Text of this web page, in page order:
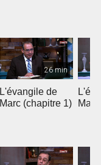
26 min
L'évangile de
Marc (chapitre 1)